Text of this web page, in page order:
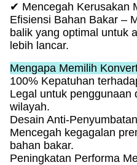
✔ Mencegah Kerusakan
Efisiensi Bahan Bakar –
balik yang optimal untuk
lebih lancar.
Mengapa Memilih
100% Kepatuhan
Legal untuk penggunaan
wilayah.
Desain Anti-
Mencegah kegagalan
bahan bakar.
Peningkatan Performa